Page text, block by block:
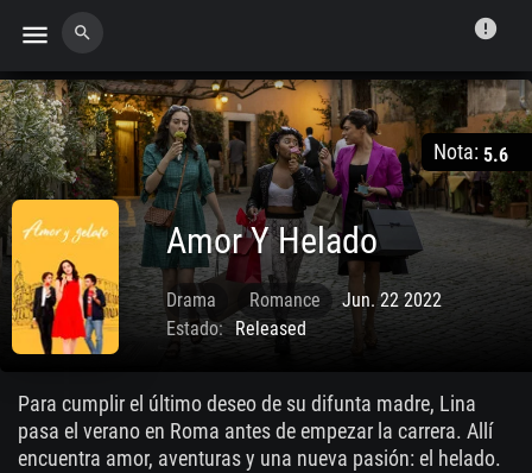
menu search error
Nota: 5.6
Amor Y Helado
Drama Romance
Jun. 22 2022
Estado:
Released
Para cumplir el último deseo de su difunta madre, Lina
pasa el verano en Roma antes de empezar la carrera. Allí
encuentra amor, aventuras y una nueva pasión: el helado.